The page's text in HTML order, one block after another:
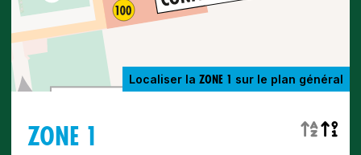
Localiser la ZONE 1 sur le plan général
ZONE 1